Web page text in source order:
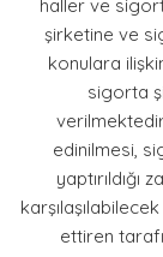
haller ve
şirketine ve
konulara
sigorta
edinilmesi,
ettiren